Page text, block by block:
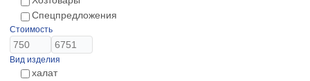
Спецпредложения
Стоимость
Вид изделия
халат